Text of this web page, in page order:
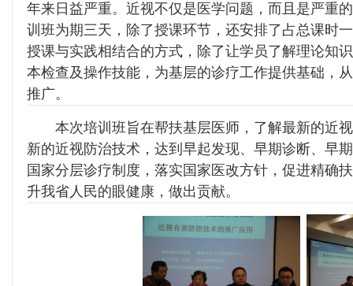
年来日益严重。近视不仅是医学问题，而且是严重
训班为期三天，除了授课环节，还安排了占总课时
授课与实践相结合的方式，除了让学员了解理论知
本检查及操作技能，为基层的诊疗工作提供基础，
推广。
本次培训班旨在帮扶基层医师，了解最新的近
新的近视防治技术，达到早起发现、早期诊断、早
国家分层诊疗制度，落实国家医改方针，促进精确
升我省人民的眼健康，做出贡献。